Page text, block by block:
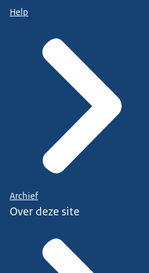
Help
Archief
Over deze site